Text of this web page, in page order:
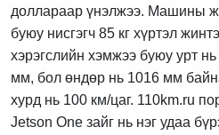
доллараар үнэлжээ. Машины
буюу нисгэгч 85 кг хүртэл
хэрэгслийн хэмжээ буюу урт
мм, бол өндөр нь 1016 мм
хурд нь 100 км/цаг. 110km.ru
Jetson One зайг нь нэг удаа